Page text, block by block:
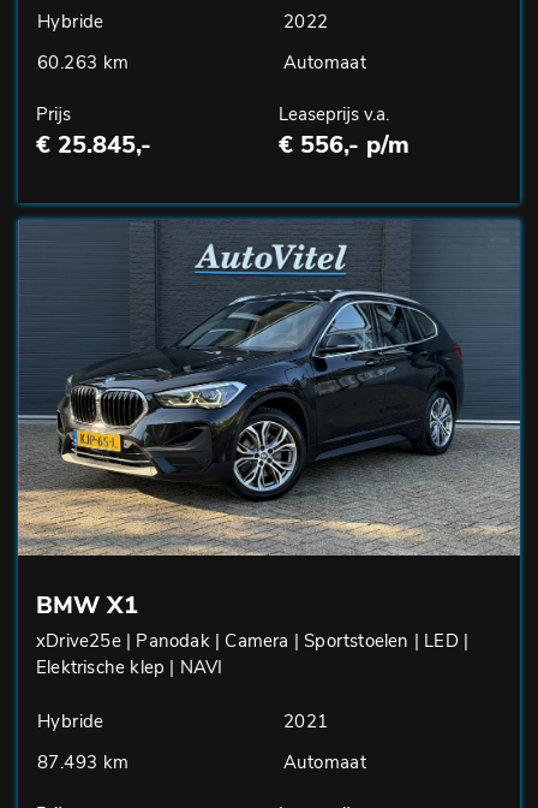
Hybride
2022
60.263 km
Automaat
Prijs
€ 25.845,-
Leaseprijs v.a.
€ 556,- p/m
BMW X1
xDrive25e | Panodak | Camera | Sportstoelen | LED |
Elektrische klep | NAVI
Hybride
2021
87.493 km
Automaat